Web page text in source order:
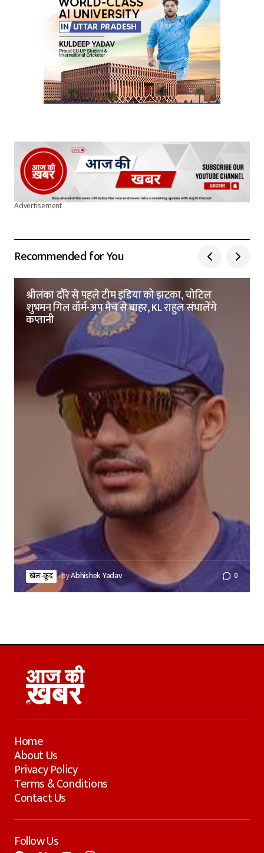
Advertisement
Recommended for You
श्रीलंका दौरे से पहले टीम इंडिया को झटका, चोटिल
शुभमन गिल वॉर्म-अप मैच से बाहर, KL राहुल संभालेंगे
कप्तानी
खेल-कूद byAbhishek Yadav 0
Home
About Us
Privacy Policy
Terms & Conditions
Contact Us
Follow Us